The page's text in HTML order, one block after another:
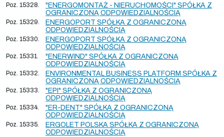
Poz. 15328.
"ENERGOMONTAŻ - NIERUCHOMOŚCI" SPÓŁKA Z
OGRANICZONĄ ODPOWIEDZIALNOŚCIĄ
Poz. 15329.
ENERGOPORT SPÓŁKA Z OGRANICZONĄ
ODPOWIEDZIALNOŚCIĄ
Poz. 15330.
ENERGOPORT SPÓŁKA Z OGRANICZONĄ
ODPOWIEDZIALNOŚCIĄ
Poz. 15331.
"ENERWIND" SPÓŁKA Z OGRANICZONĄ
ODPOWIEDZIALNOŚCIĄ
Poz. 15332.
ENVIRONMENTAL BUSINESS PLATFORM SPÓŁKA Z
OGRANICZONĄ ODPOWIEDZIALNOŚCIĄ
Poz. 15333.
"EPI" SPÓŁKA Z OGRANICZONĄ
ODPOWIEDZIALNOŚCIĄ
Poz. 15334.
"ER-DENT" SPÓŁKA Z OGRANICZONĄ
ODPOWIEDZIALNOŚCIĄ
Poz. 15335.
ERGOLET POLSKA SPÓŁKA Z OGRANICZONĄ
ODPOWIEDZIALNOŚCIĄ